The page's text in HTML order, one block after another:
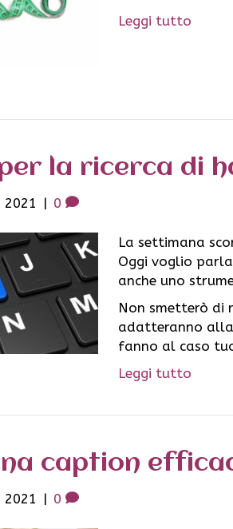
Leggi tutto
la ricerca di
| 0
La settimana
Oggi voglio
anche uno
Non smetterò di
adatteranno
fanno al caso
Leggi tutto
caption
| 0